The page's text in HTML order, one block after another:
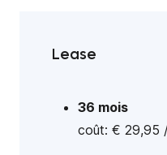
Lease
36 mois
coût: € 29,95